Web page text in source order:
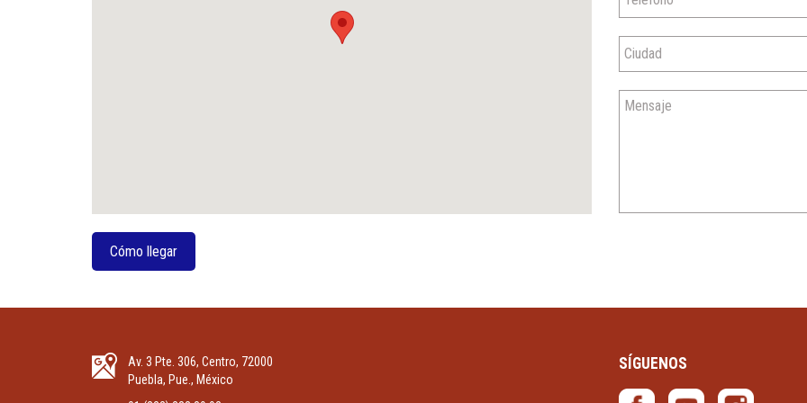
Cómo llegar
Av. 3 Pte. 306, Centro, 72000
Puebla, Pue., México
SÍGUENOS